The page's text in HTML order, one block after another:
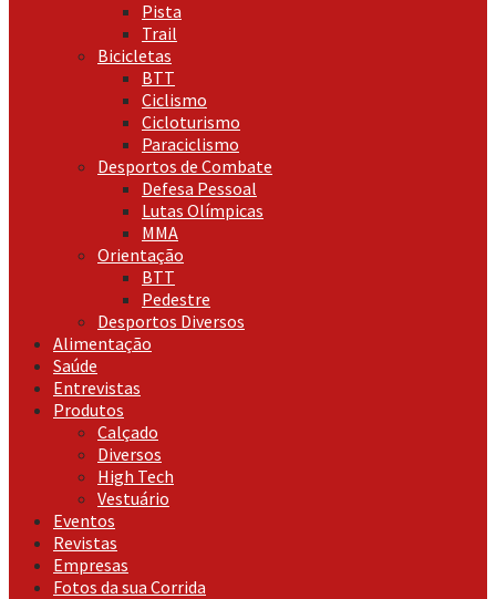
Pista
Trail
Bicicletas
BTT
Ciclismo
Cicloturismo
Paraciclismo
Desportos de Combate
Defesa Pessoal
Lutas Olímpicas
MMA
Orientação
BTT
Pedestre
Desportos Diversos
Alimentação
Saúde
Entrevistas
Produtos
Calçado
Diversos
High Tech
Vestuário
Eventos
Revistas
Empresas
Fotos da sua Corrida